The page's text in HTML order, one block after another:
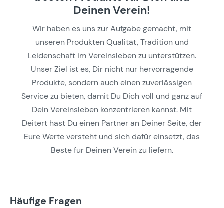
Deinen Verein!
Wir haben es uns zur Aufgabe gemacht, mit
unseren Produkten Qualität, Tradition und
Leidenschaft im Vereinsleben zu unterstützen.
Unser Ziel ist es, Dir nicht nur hervorragende
Produkte, sondern auch einen zuverlässigen
Service zu bieten, damit Du Dich voll und ganz auf
Dein Vereinsleben konzentrieren kannst. Mit
Deitert hast Du einen Partner an Deiner Seite, der
Eure Werte versteht und sich dafür einsetzt, das
Beste für Deinen Verein zu liefern.
Häufige Fragen